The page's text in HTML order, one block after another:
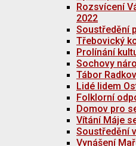
Rozsvícení
2022
Soustředění
Třebovický
Prolínání
Sochovy
Tábor
Lidé lidem
Folklorní
Domov pro
Vítání Máje
Soustředění
Vynášení